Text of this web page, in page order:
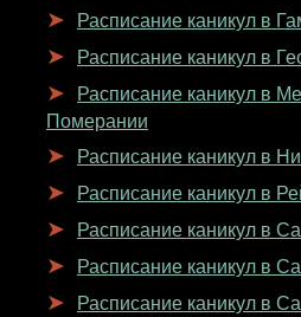
Расписание каникул в
Расписание каникул в
Расписание каникул в
Померании
Расписание каникул в
Расписание каникул в
Расписание каникул в
Расписание каникул в
Расписание каникул в